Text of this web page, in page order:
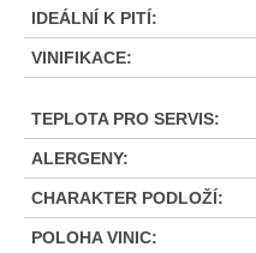
IDEÁLNÍ K PITÍ:
VINIFIKACE:
TEPLOTA PRO SERVIS:
ALERGENY:
CHARAKTER PODLOŽÍ:
POLOHA VINIC: